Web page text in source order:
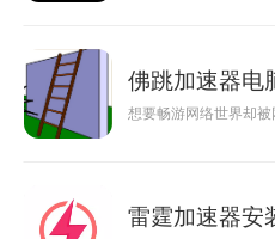
佛跳加速器电
想要畅游网络世界却
雷霆加速器安